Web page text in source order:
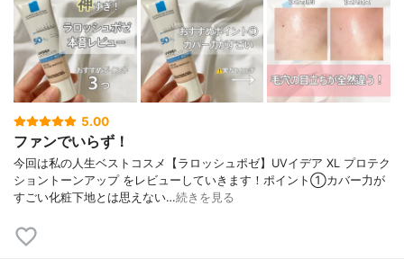
5.00
ファンでいらず！
今回は私の人生ベストコスメ【ラロッシュポゼ】UVイデア XL プロテク
ショントーンアップ をレビューしていきます！ポイント①カバー力が
すごい化粧下地とは思えない…続きを見る